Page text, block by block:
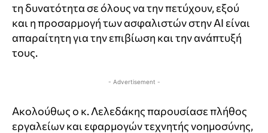
τη δυνατότητα σε όλους να την πετύχουν, εξού
και η προσαρμογή των ασφαλιστών στην AI είναι
απαραίτητη για την επιβίωση και την ανάπτυξή
τους.
- Advertisement -
Ακολούθως ο κ. Λελεδάκης παρουσίασε πλήθος
εργαλείων και εφαρμογών τεχνητής νοημοσύνης,